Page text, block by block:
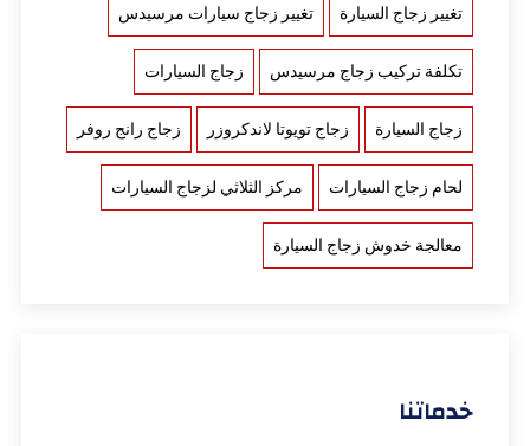
تغيير زجاج السيارة تغيير زجاج سيارات مرسيدس
تكلفة تركيب زجاج مرسيدس زجاج السيارات
زجاج السيارة زجاج تويوتا لاندكروزر زجاج رانج روفر
لحام زجاج السيارات مركز الثلاثي لزجاج السيارات
معالجة خدوش زجاج السيارة
خدماتنا